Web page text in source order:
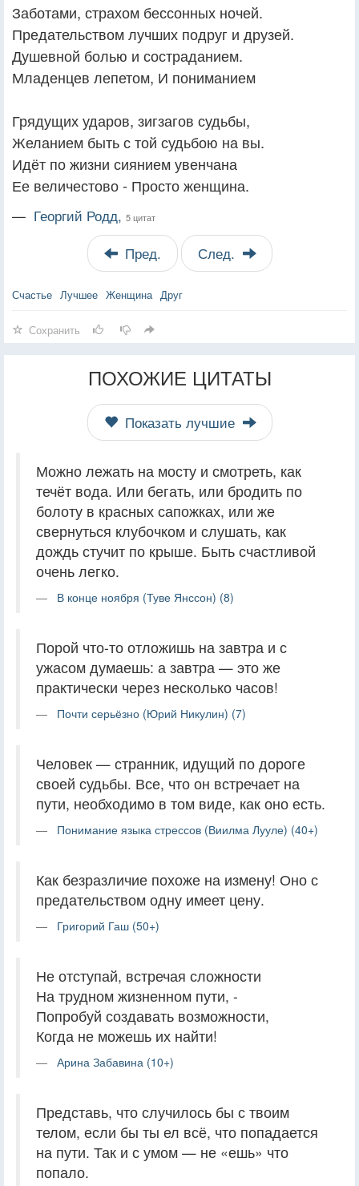
Заботами, страхом бессонных ночей.
Предательством лучших подруг и друзей.
Душевной болью и состраданием.
Младенцев лепетом, И пониманием
Грядущих ударов, зигзагов судьбы,
Желанием быть с той судьбою на вы.
Идёт по жизни сиянием увенчана
Ее величестово - Просто женщина.
— Георгий Родд, 5 цитат
Пред. След.
Счастье Лучшее Женщина Друг
Сохранить
ПОХОЖИЕ ЦИТАТЫ
Показать лучшие
Можно лежать на мосту и смотреть, как
течёт вода. Или бегать, или бродить по
болоту в красных сапожках, или же
свернуться клубочком и слушать, как
дождь стучит по крыше. Быть счастливой
очень легко.
В конце ноября (Туве Янссон) (8)
Порой что-то отложишь на завтра и с
ужасом думаешь: а завтра — это же
практически через несколько часов!
Почти серьёзно (Юрий Никулин) (7)
Человек — странник, идущий по дороге
своей судьбы. Все, что он встречает на
пути, необходимо в том виде, как оно есть.
Понимание языка стрессов (Виилма Лууле) (40+)
Как безразличие похоже на измену! Оно с
предательством одну имеет цену.
Григорий Гаш (50+)
Не отступай, встречая сложности
На трудном жизненном пути, -
Попробуй создавать возможности,
Когда не можешь их найти!
Арина Забавина (10+)
Представь, что случилось бы с твоим
телом, если бы ты ел всё, что попадается
на пути. Так и с умом — не «ешь» что
попало.